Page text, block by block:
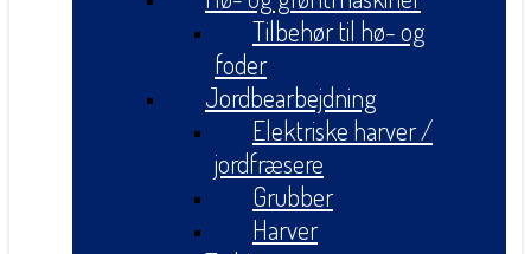
Tilbehør til hø- og
foder
Jordbearbejdning
Elektriske harver /
jordfræsere
Grubber
Harver